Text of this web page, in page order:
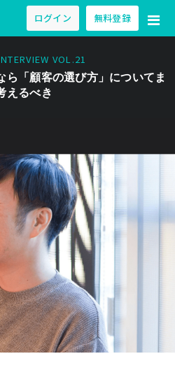
ログイン 無料登録
VOL.21
ら「顧客の選び方」についてま
えるべき